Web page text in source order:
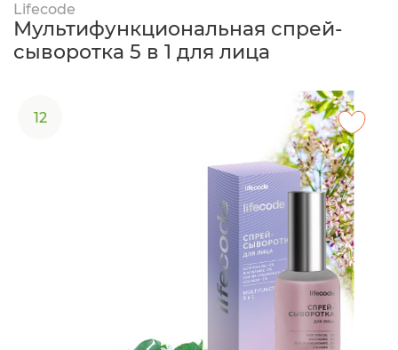
Lifecode
Мультифункциональная спрей-
сыворотка 5 в 1 для лица
12